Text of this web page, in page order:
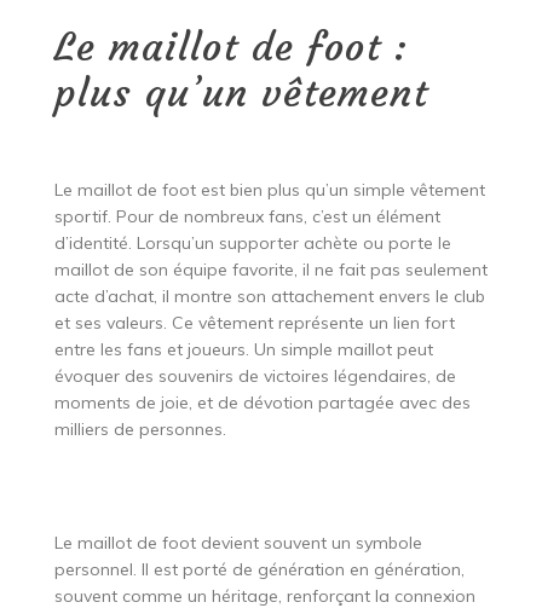
Le maillot de foot :
plus qu’un vêtement
Le maillot de foot est bien plus qu’un simple vêtement
sportif. Pour de nombreux fans, c’est un élément
d’identité. Lorsqu’un supporter achète ou porte le
maillot de son équipe favorite, il ne fait pas seulement
acte d’achat, il montre son attachement envers le club
et ses valeurs. Ce vêtement représente un lien fort
entre les fans et joueurs. Un simple maillot peut
évoquer des souvenirs de victoires légendaires, de
moments de joie, et de dévotion partagée avec des
milliers de personnes.
Le maillot de foot devient souvent un symbole
personnel. Il est porté de génération en génération,
souvent comme un héritage, renforçant la connexion